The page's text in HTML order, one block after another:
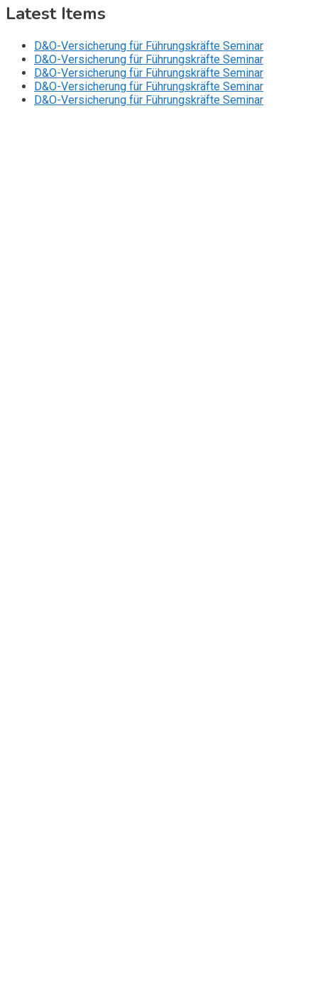
Latest Items
D&O-Versicherung für Führungskräfte Seminar
D&O-Versicherung für Führungskräfte Seminar
D&O-Versicherung für Führungskräfte Seminar
D&O-Versicherung für Führungskräfte Seminar
D&O-Versicherung für Führungskräfte Seminar